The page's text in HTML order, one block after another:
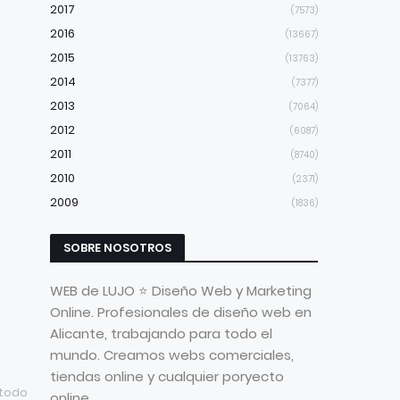
2017 (7573)
2016 (13667)
2015 (13763)
2014 (7377)
2013 (7064)
2012 (6087)
2011 (8740)
2010 (2371)
2009 (1836)
SOBRE NOSOTROS
WEB de LUJO ⭐ Diseño Web y Marketing
Online. Profesionales de diseño web en
Alicante, trabajando para todo el
mundo. Creamos webs comerciales,
tiendas online y cualquier poryecto